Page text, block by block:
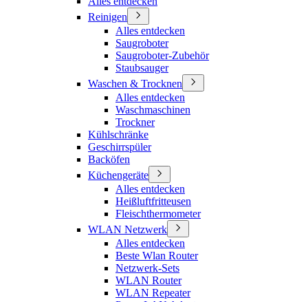
Reinigen
Alles entdecken
Saugroboter
Saugroboter-Zubehör
Staubsauger
Waschen & Trocknen
Alles entdecken
Waschmaschinen
Trockner
Kühlschränke
Geschirrspüler
Backöfen
Küchengeräte
Alles entdecken
Heißluftfritteusen
Fleischthermometer
WLAN Netzwerk
Alles entdecken
Beste Wlan Router
Netzwerk-Sets
WLAN Router
WLAN Repeater